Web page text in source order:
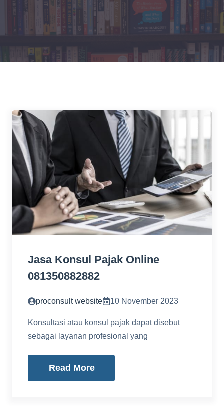
Jasa Konsul Pajak Online
081350882882
proconsult website 10 November 2023
Konsultasi atau konsul pajak dapat disebut
sebagai layanan profesional yang
Read More